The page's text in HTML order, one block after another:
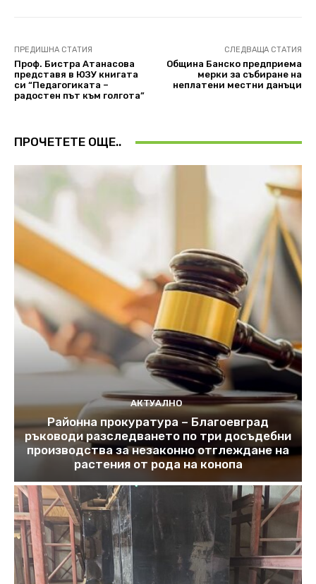
ПРЕДИШНА СТАТИЯ
Проф. Бистра Атанасова
представя в ЮЗУ книгата
си “Педагогиката –
радостен път към голгота”
СЛЕДВАЩА СТАТИЯ
Община Банско предприема
мерки за събиране на
неплатени местни данъци
ПРОЧЕТЕТЕ ОЩЕ..
АКТУАЛНО
Районна прокуратура – Благоевград
ръководи разследването по три досъдебни
производства за незаконно отглеждане на
растения от рода на конопа